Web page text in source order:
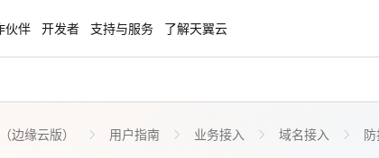
NEW 聚力AI赋能 天翼云大模型专项
伙伴 开发者 支持与服务 了解天翼云
边缘云版） 用户指南 业务接入 域名接入